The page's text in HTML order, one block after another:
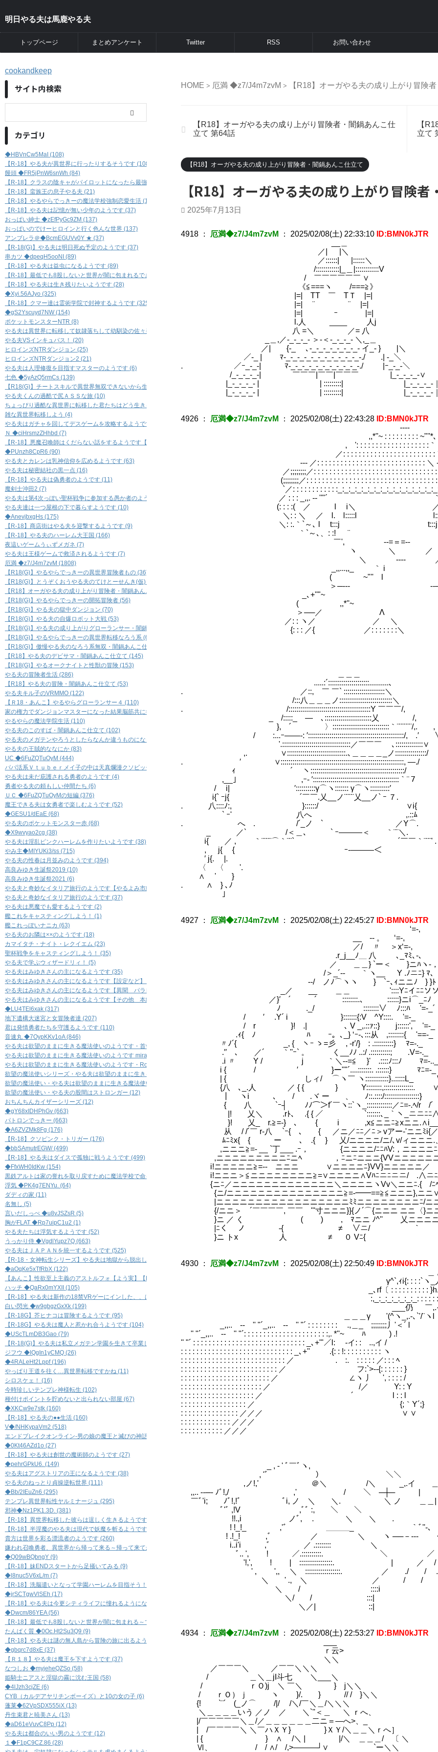
明日やる夫は馬鹿やる夫
トップページ まとめアンケート Twitter RSS お問い合わせ
HOME > 厄満 ◆z7/J4m7zvM > 【R18】オーガやる夫の成り上がり冒険
【R18】オーガやる夫の成り上がり冒険者・闇鍋あんこ仕
立て 第64話
【
立て
【R18】オーガやる夫の成り上がり冒険者・闇鍋あんこ仕立て
【R18】オーガやる夫の成り上がり冒険
2025年7月13日
4918 ： 厄満◆z7/J4m7zvM ： 2025/02/08(土) 22:33:10
ID:BMN0kJTR
／| |＼
／::::::| |::::::＼
/::::::::::::|_＿|::::::::::::V
/ ￣￣￣￣￣￣ ∨
《≦===ヽ /===≧》
|=| TT ￣ TＴ |=|
|=| ¨ ¨ |=|
|=| ｰ |=| 明日も用事で投
l.人 ____ 人j
八 =＼ ／= 八 帰り遅くなっ
_＿,／-_-_-_- ＞‐＜-_-_-_- ＼,_＿
／| {-_ ゝ､-_-_-_-_-_-_-_- イ_- } |＼
／-_ | ﾏ-_-_-_-_-_-_-_-_-_-_-_-./ .| -_＼
. ／ｰ_-_-| ﾏ-_-_-_-_-_-_-_-_-_-_-./ |ｰ_-_-＼
/_-_-_-_-| ￣￣￣|￣￣|￣￣￣ |_-_-_-_-∨
|_-_-_-_- | | :::::::::| |_-_-_-_-｜
|_-_-_-_- | | :::::::::| |_-_-_-_-｜
4926 ： 厄満◆z7/J4m7zvM ： 2025/02/08(土) 22:43:28
ID:BMN0kJTR
-‐‐-
,,*''~ : : : : : : : : : ~"''*､
, ': : : : : : : : : : : : : : : : : : :｀ヽ
／: : : : : : : : : : : : : : : : : : : : : : : :
-‐- ／: : : : : : : : : : : : : : : : : : : : : : : : : : : : ＼ -
／;;;;;;;;／: : : : : : : : : : : : : : : : : : : : : : : : : : : : : : : : ＼
(;;;;;;;;／: : : : : : : : : : : : : : : : : : : : : : : : : : : : : : : : : : : :
`／: : : : : : : : : : : :_:_:_:_:_:_:_:_:_:_:_:_:_:_:_:_:_: : : :
／ : : : _,,. -‐ ''"´ ｀゛'' ‐-
(: : : :( ／ l i＼ ／i l ＼
＼: : ＼ ／ l. l:::::l l:::::l .l ＼
＼: :.｀`～､ l t:::j t:::j .l _,,.｡
｀`～､、: :! ¨ ¨ .!: :
￣', -‐=＝=‐- '
ヽ ＼ ／ ./ 【新たに
＼ ‐--‐
_,,...,,_ ｀ i i ´ _,,...,,_ この階層
( ~"'' l l
＞─‐-- --─‐
_､+''"~ ｀`
( ,,*''~ ｀`ヽ
＞──／ Λ ＼──
／: : ヽ／ ／ ＼ ＼γ:
{: : : ／{ ／: : : : : : :＼ }＼
.....:´:::::::::::::::::::::..........､
. ／::, ￣ ￣` :::::::::::::::::::::＼
/:::八＿＿＿ノ:::::::::::::::::::::::::::＼
. /::::::::::::::::::::::::::::::::::::::::::Y ￣￣￣/,
_ /:::::_ ― ､::::::::::::::::::::::::乂 /,
}, ´ 〉:::::::::::::::::::::::::::::｀¨¨¨¨¨¨/,. ,
/ :...ｰ――‐: ′:::::::::::::::::::::::::::::::::::::::::::::::::/, .′
'.:::::::::::::::::::::::::::::::::::／￣￣￣ ､
,. ∨::::::::::::::::::::::::::::::.､＿＿＿＿_ノ
. ′
ｨ ´￣ ヽ::::::::::::::::::::::::::::::::::::::::::::::::/
,__｣ ,ｰ‐ ′::::::::::::::::::::::::::::::::::::::::::::｀¨７
/ i| ′::::::::::γ⌒ヽ::::::: γ⌒ヽ::::::::::′ | 比
i{` ｰj{ ´￣￣.乂__ノ¨¨¨¨乂__ノ` ｰ
. 八::::ﾉ:, }::::::/ ∨i{ 様々な状態異
` ｰ' 八へ ,.::
. へ . /´_ノ ` ／
_ ／` /＜＿､ ` ｰ―――＜ ｀¨¨＼.
i{ ／ , ｀¨¨¨¨⌒｀¨¨` ´￣￣｀¨¨¨' .
, j{ { ｰ‐―――＜
′ j{. |. } |
〈 〈 '. |
∧ ' } / ′
. ∧ } ､ﾉ {／
｣
4927 ： 厄満◆z7/J4m7zvM ： 2025/02/08(土) 22:45:27
ID:BMN0kJTR
‘=-,
__ -- 。 ‘=-,
／/ 〃 ＞x‘=-,
.r_j__ﾉ＿ 八 ､_ﾏﾐ､-､
／ ＿＿} `ー＜ }ニﾊヽ-，
/＞_´-- ｀ヽ__ Y .ﾉニﾆ} ﾏ､
--/ ノﾉ⌒ヽヽ } `ｰ､ｨニニﾉ } }ﾄ
_／ __ ＿＿ '::::Yﾆイﾆﾆソソ
／}′ ´ ´ ::::::::.､ ::::::}ニi⌒_ﾆﾉ
ﾉ ._/ ::::::::∨ ﾉ:::ﾊ '=-_´
/ ′ .Y´ i }:::::::{:V ^Y::::. '=-_
/ r }! .| ､ V _,.::ｧ::} j::::::', '=-_
.ｨ{ ﾉ ﾊ ｰ。､_} ‘ｰ-､:::从 ,::::::::{ '==-_
〃ﾉ´{ _, { ヽｰ ゝ=彡 , -r'/} : .::::::::::} ﾏ=-._
.′′ ､ ／´ ｀''ｰ` 。 ゝく__ﾉﾉ ..:/ .::::::::::; .V=-._
.i 〃 Y / j ｀＼--=≦ }' .::::ﾉ:::
i { / ′ }ー''"´....:::::::. .::::::} ﾏ
| { しィ/ ⌒ヽ￣ ヽ
{八 ､_.人 ／ { { }
┃ ヽi ､ / .ヾ ー 、 ﾉ::.::::/::::::::::::::::::} V
{ 八 `ｰ┤ ﾉﾉ⌒＞f´￣ヽ::`ヽ_:::::::::::::／ﾆ
|! 乂＼ .rﾄ､ .{ { ／ `:::::::､_｀ヽ_ニニﾆﾆ∧V, --
}! 乂_ r.≧=-} ､ { i ,x≦ニニﾆ≧xニニ
从 / /´￣ r-八 `ｰ{ ､ { ／ニ／ﾆﾆ／ﾆ＞vアー
ﾑﾆﾐx{ { ー ､ .{ } 乂/ニニニニ/ニ/､
,ニニニ≧=- __ `丁___ .ｰ， {ニニニニ/ﾆﾆﾊ
,ニニニニニニニニニﾆニﾍ ，ﾆニﾆニニニ{VVニニニニニ
i!ニニニニニ≧=-- ニニニゝ ∨ニニニニﾆ}VV}ニニニニニ／
i!ニニニ＞≦ニニニニニニニニ≧=∨ニニニニ∧Vﾊﾆニﾆニニ/ .∧ニ
{ニﾆ／ニニニニニニニニニニニニニ＼ニニニニヽVv＼ニニﾆ.{ /ﾆ
{ニ/ニニニニニニニニニニニニニニニ≧=-━━==≧≦ニニニ},ニニ∨
|ニニニニニニニニニニニニニニニニニﾐﾐニニニニニニニニﾆ/ニ
{/ニニ＞ ´￣￣￣￣, ￣￣ '''寸ニニニ}}{ノ´⌒{ニニニ ニニ〈}ニ
}ニ ／ く ( ) , ﾏニニ ﾉ^'' 乂ニニニニﾆﾉ|
|ﾆく ノ -{ ≠ ∨ニ/ ｀￣￣￣
}ニ トx 人 ≠ ０ Vﾆ{
4930 ： 厄満◆z7/J4m7zvM ： 2025/02/08(土) 22:50:49
ID:BMN0kJTR
＿ , -､,. -､
γ^`,ｨi{: : : :`ヽ_人_ノ
_､rf〔 : : : : : : : : : : }h.､;;) },
ゝ:,_:_:_:_:_:_:_: : : : : : : : :
___仍 ￣,.ｨTフ
＿＿＿γ '(^ヽ_,.-､`'/¨ヽl
_,,.. -‐ '' "´_,,.. -‐ '' "´ : : : : : : : : ゝ.,＿_ゝ;;;;;;;;丿'＜´ l
'' "´_,,.. -‐ '' "´: : : : : : : : : : : : : : : : : : : : : :,. *''~ ﾊ ) .!
'' "´ : : : : : : : : : : : : : : : : : : : : : : : : : : : : : _､+'"／l: ゝ-イ: :ゝ..,イ /
: : : : : : : : : : : : : : : : : : : : : : : : : : : : : _､+'' .{: : !: : : : : : :
: : : : : : : : : : : : : : : : : : : : : : : : : : : ／ .ゝ:.ゝ: : : : : ／: : : ﾍ
: : : : : : : : : : : : : : : : : : : : : : : : : ／ フ:`>‐-{: : : : : : }
: : : : : : : : : : : : : : : : : : : : : : : ／ ∠ヽ 丿 ', : : : : /
: : : : : : : : : : : : : : : : : : : : : ／ /／ Y: : Y
: : : : : : : : : : : : : : : : : : : ／ ´ l : : l
: : : : : : : : : : : : : : : : : ／ {;｀Y´;}
: : : : : : : : : : : : : : : ／／／ ∨ ∨
: : : : : : : : : : : : : ／／／
: : : : : : : : : : : ／／／
_ , ‐ ' ﾞ￣ﾞヽ,
, 'ﾞ ） ＼＼
,ノ!,' ＠＼ /＼ _,.イ ＿
,,.. --─- ﾉﾞ!,/ ,' / ＼ ─┼─ |
￣ﾞ'i; ﾉﾞ!,!ﾞ ﾞi, ノ ＼ ＼. ＼ ノ ＿＿| オ
ﾞ'ﾞ ,!V ,ﾞﾞ :, ＼ ＼
!!.,i ノﾞ, . ＼ ＼ . |
! !_!_ ,'ﾞ ＿＿＿_ ｀ﾞ''‐、 ＼ | / ／
! .!_! ,ﾞ ／ ＼ ヽ ──－‐‐‐
i..i'i ,ﾞ ／ .:::::::: ＼ ／ / | ＼ その攻
ﾞ.. ', ! ／.::::::::::. ＼ ／ /
'!,', ! | :::::::::::::::::. | ／ / |∴・.
' , ',, ＼ ::::::::::::::::::. ／ ./ / .∵.|：
＼ ' ., ＼ ／ / / ∴･|∵'
＼ / ::::i
＼/ / :::|
＼／| ::|
4934 ： 厄満◆z7/J4m7zvM ： 2025/02/08(土) 22:53:27
ID:BMN0kJTR
ｒ云>
＼＼
／￣￣￣＼ ／￣￣＼＼＼
/ ＿＼＿jI斗七 ＼___＼
/ ｒＯ)j ＼ ￣＼ } j＼＼
/ ｒＯ）ｊ ヽ }/. } // / }＼＼
{! `¨´ (_ノ⌒ /|/ /＼/￣＼＿/＼＼＼
＼＿＿＿＿いう ／ノ ／ ＼`''＜＿ ＼ ｒへ、
|/￣￣￣￣￣＼＿/／＿＿＿＿＿＿二ニ＝―へ>、_
| /￣￣￣￣＼ ＼￣ハＸＹ} }ＸＹ/＼＿＿＼ｒへ］
| { } ∧ /＼ | |/＼ ＿＿＿/ 〔 ＼ 【物
Ⅵ、 / / ∧/ /,>―――┘∨ `ー＼＼
cookandkeep
サイト内検索
カテゴリ
◆HBVnCw5MaI (108)
【R-18】やる夫が異世界に行ったりするそうです (108)
饅頭 ◆FR5jPnW6snWh (84)
【R-18】クラスの陰キャがパイロットになったら最強だった件 (46)
【R-18】蛮族王の息子やる夫 (21)
【R-18】やるやらでっきーの魔法学校強制恋愛生活 (17)
【R-18】やる夫は記憶が無い少年のようです (37)
おっぱい紳士 ◆zEfPyGc9ZM (137)
おっぱいのでけーヒロインと行く色んな世界 (137)
アンブレラ＠◆BcmEGUVv0Y ★ (37)
【R-18(G)】やる夫は明日死ぬ予定のようです (37)
串カツ ◆dpeqH5ooNI (89)
【R-18】やる夫は益虫になるようです (89)
【R-18】最低でも8股しないと世界が闇に包まれるできる夫の恋愛事情 裏 (45)
【R-18】やる夫は生き残りたいようです (28)
◆Xyi.56AJyo (325)
【R-18】クマー達は霊術学院で封神するようです (325)
◆gS2Yscuyd7NW (154)
ポケットモンスターNTR (8)
やる夫は異世界に転移して奴隷落ちして幼馴染の佐々美さんを寝取られるようです (1)
やる夫VSインキュバス！ (20)
ヒロインズNTRダンジョン (25)
ヒロインズNTRダンジョン2 (21)
やる夫は人理修復を目指すマスターのようです (6)
七色 ◆5yAzQ5rmCs (139)
【R18(G)】チートスキルで異世界無双できないから生き足掻く (37)
やる夫くんの過酷で尻ＡＳＳな旅 (10)
ちょっぴり過酷な異世界に転移した君たちはどう生きるのか (39)
雑な異世界転移しよう (4)
やる夫はガチャを回してデスゲームを攻略するようです (49)
Ｎ ◆ciHrsmzZHhbd (7)
【R-18】悪魔召喚師はくだらない話をするようです【BL】 (7)
◆PUnzh8CpR6 (90)
やる夫とカレンは乳神信仰を広めるようです (63)
やる夫は秘密結社の黒一点 (16)
【R-18】やる夫は偽勇者のようです (11)
魔剣士沖田2 (7)
やる夫は第4次っぽい聖杯戦争に参加する愚か者のようです (5)
やる夫達は一つ屋根の下で暮らすようです (10)
◆AnevjbxgHs (175)
【R-18】商店街はやる夫を迎撃するようです (9)
【R-18】やる夫のハーレム大王国 (166)
夜這いゲームうぃずメガネ (7)
やる夫は王様ゲームで救済されるようです (7)
厄満 ◆z7/J4m7zvM (1808)
【R18(G)】やるやらでっきーの異世界冒険者もの (36)
【R18(G)】とうぞくおうやる夫のてけとーせんき(仮) (33)
【R18】オーガやる夫の成り上がり冒険者・闇鍋あんこ仕立て (67)
【R18(G)】やるやらでっきーの開拓冒険者 (56)
【R18(G)】やる夫の獄中ダンジョン (70)
【R18(G)】やる夫の自爆ロボット大戦 (53)
【R18(G)】やる夫の成り上がりグローランサー・闇鍋あんこ仕立て (42)
【R18(G)】やるやらでっきーの異世界転移なろう系 (61)
【R18(G)】傲慢やる夫のなろう系無双・闇鍋あんこ仕立て (118)
【R18】やる夫のデビサマ・闇鍋あんこ仕立て (145)
【R18(G)】やるオークナイトと性獣の冒険 (153)
やる夫の冒険者生活 (286)
【R18】やる夫の冒険・闇鍋あんこ仕立て (53)
やる夫キル子のVRMMO (122)
【Ｒ18・あんこ】やるやらグローランサー４ (110)
家の権力でダンジョンマスターになった結果脳筋共に振り回されて副官共々滅茶苦茶苦労するハメになった件について (48)
やるやらの魔法学院生活 (110)
やる夫のこのすば・闇鍋あんこ仕立て (102)
やる夫のメガテンやろうとしたらなんか違うものになったもの (60)
やる夫の王賊的ななにか (83)
UC ◆6FuZQTuOyM (444)
パパ活系Ｖｔｕｂｅｒメイ子の中は天真爛漫クソビッチ妻ユリカちゃん (5)
やる夫は未だ庇護される勇者のようです (4)
勇者やる夫の頼もしい仲間たち (6)
ＵＣ ◆6FuZQTuOyMの短編 (376)
魔王できる夫は女勇者で楽しむようです (52)
◆GESU1/dEaE (68)
やる夫のポケットモンスター赤 (68)
◆X9wvyao2cg (38)
やる夫は淫乱ピンクハーレムを作りたいようです (38)
やみ主◆MIYUKi3/ss (715)
やる夫の性春は月並みのようです (394)
高良みゆき生誕祭2019 (10)
高良みゆき生誕祭2021 (6)
やる夫と奇妙なイタリア旅行のようです【やるよみ市編】 (36)
やる夫と奇妙なイタリア旅行のようです (37)
やる夫は悪魔でも愛するようです (2)
艦これをキャスティングしよう！ (1)
艦これっぽいナニカ (63)
やる夫のお隣は××のようです (18)
カマイタチ・ナイト・レクイエム (23)
聖杯戦争をキャスティングしよう！ (35)
やる夫で学ぶウィザードリィ！ (5)
やる夫はみゆきさんの主になるようです (35)
やる夫はみゆきさんの主になるようです【設定など】 (14)
やる夫はみゆきさんの主になるようです【異聞 パラレル編】 (12)
やる夫はみゆきさんの主になるようです【その他 本編とまったく関係ないもの】 (19)
◆LU4TEl6xak (317)
地下遺構大迷宮と女冒険者達 (207)
君は発情勇者たちを守護るようです (110)
音速丸 ◆7OypKKv1oA (846)
やる夫は欲望のままに生きる魔法使いのようです・首領８ (23)
やる夫は欲望のままに生きる魔法使いのようです miracleman's number (13)
やる夫は欲望のままに生きる魔法使いのようです・Rock 'n' Roll (12)
欲望の魔法使いシリーズ・やる夫は欲望のままに生きる魔法使いのようです・ＧＯＧＯ (12)
欲望の魔法使い・やる夫は欲望のままに生きる魔法使いのようです米粉麺 (13)
欲望の魔法使い・やる夫の股間はストロンガー (12)
おちんちんカイザーシリーズ (12)
◆gY68xIDHPhGv (663)
パトロンでっきー (663)
◆A6ZVZMk8Fg (176)
【R-18】クソピンク・トリガー (176)
◆bbSAmutrEGW/ (499)
【R-18】やる夫はダイスで孤独に戦うようです (499)
◆FfxWH0IdKw (154)
黒鉄アルトは家の誉れを取り戻すために魔法学校で命を賭すようです (154)
浮気 ◆PK4g7ENYu. (64)
ダディの家 (11)
名無し (5)
言いだしっぺ ◆u8vJSZsR (5)
胸がFLAT ◆Rp7uipC1u2 (1)
やる夫たちは浮気するようです (52)
うっかり侍 ◆VgdlYupz7Q (663)
やる夫はＪＡＰＡＮを統一するようです (525)
【R-18・女神転生シリーズ】やる夫は地獄から脱出したいそうです (138)
◆aOqKe5xTfRbX (122)
【あんこ】性欲至上主義のアストルフォ【よう実】【R-18】 (122)
ハッチ ◆QaRx0mYXII (105)
【R-18】やる夫は新作の18禁VRゲーにインした、、はず…… (105)
白い閃光 ◆w9gbgzGxXk (199)
【R-18G】芥ヒナコは冒険するようです (95)
【R-18G】やる夫は魔人と惹かれ合うようです (104)
◆UScTLmDB3Gao (79)
【R-18(G)】やる夫は私立メガテン学園を生きて卒業したいようです (79)
ジフウ ◆lQgIn1yCMQ (26)
◆4RALeHt2Lppf (196)
やっぱり王道を往く…異世界転移ですかね (11)
シロスケェ！ (16)
今時珍しいテンプレ神様転生 (102)
種付けポイントを貯めないと出られない部屋 (67)
◆XKCw9e7stk (160)
【R-18】やる夫の●●生活 (160)
V◆/NHKypaVm2 (518)
エンドブレイクオンライン-男の娘の魔王と滅びの神話- (518)
◆0Kt46AZd1o (27)
【R-18】やる夫は創世の魔術師のようです (27)
◆pehrGPkU6. (149)
やる夫はアグストリアの王になるようです (38)
やる夫のねっとり貞操逆転世界 (111)
◆Bb/2IEuZn6 (295)
テンプレ異世界転性ヤルミナージュ (295)
邪神◆Nz1PK1.3D. (381)
【R-18】異世界転移した彼らは逞しく生きるようです (76)
【R-18】半淫魔のやる夫は現代で妖魔を斬るようです (32)
貴方は世界を彩る漂流者のようです (260)
嫌われ召喚勇者、異世界から帰って来る～帰って来てからも騒動に巻き込まれる～ (13)
◆Q09wBQbngY (9)
【R-18】妹ENDスタートから足掻いてみる (9)
◆l8nuc5V6xL/m (7)
【R-18】洗脳遣いとなって学園ハーレムを目指そう！ (7)
◆jrSCTgwVlSEh (17)
【R-18】やる夫は今更シティライフに憧れるようになったようです (17)
◆Dwcm/86YEA (56)
【R-18】最低でも8股しないと世界が闇に包まれる～できる夫の恋愛事情(ペルソナ風味)～ (56)
たんぱく質 ◆0Oc.Ht2Su3Q9 (9)
【R-18】やる夫は謎の無人島から冒険の旅に出るようです (9)
◆gbqrc7d8xE (37)
【Ｒ１８】やる夫は魔王を下すようです (37)
なつしお ◆myjeheQZSo (58)
姫騎士ニアスと淫獄の霧に沈む王国 (58)
◆4lJzh3cjZE (6)
CYB（カルデアヤリチンボーイズ）と10の女の子 (6)
蓬莱◆62VpSDX555iX (13)
丹生束君と暁美さん (13)
◆aD61eVuvC8Pp (12)
やる夫は都合のいい男のようです (12)
１◆F1pC9CZ.86 (28)